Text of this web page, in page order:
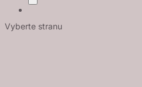
Vyberte stranu